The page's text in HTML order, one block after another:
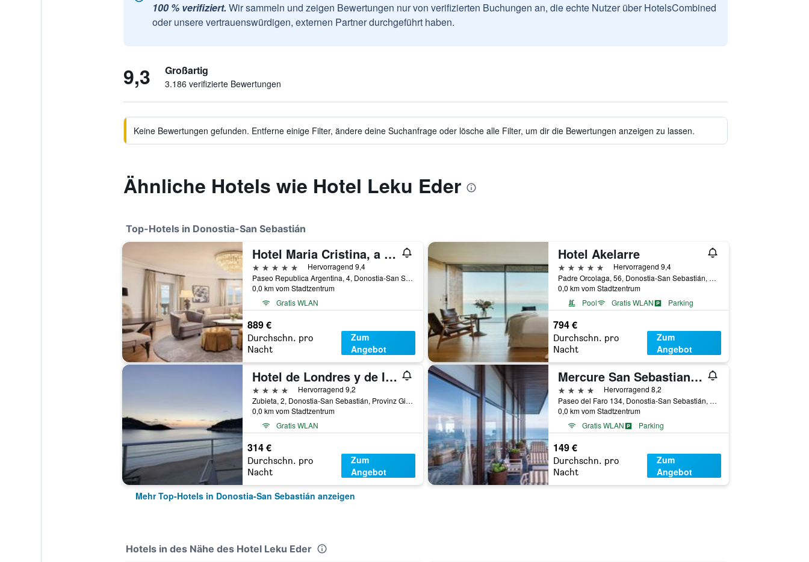
100 % verifiziert. Wir sammeln und zeigen Bewertungen nur von verifizierten Buchungen an, die echte Nutzer über HotelsCombined
oder unsere vertrauenswürdigen, externen Partner durchgeführt haben.
9,3 Großartig
3.186 verifizierte Bewertungen
Keine Bewertungen gefunden. Entferne einige Filter, ändere deine Suchanfrage oder lösche alle Filter, um dir die Bewertungen anzeigen zu lassen.
Ähnliche Hotels wie Hotel Leku Eder
Top-Hotels in Donostia-San Sebastián
Hotel Maria Cristina, a Luxury Collection Hotel, San Sebastian
5 Sterne
Hervorragend 9,4
Paseo Republica Argentina, 4, Donostia-San Sebastián, Provinz Gipuzkoa, Spanien
0,0 km vom Stadtzentrum
Gratis WLAN
889 €
Durchschn. pro
Nacht
Zum
Angebot
Hotel Akelarre
5 Sterne
Hervorragend 9,4
Padre Orcolaga, 56, Donostia-San Sebastián, Provinz Gipuzkoa, Spanien
0,0 km vom Stadtzentrum
Pool
Gratis WLAN Parking
794 €
Durchschn. pro
Nacht
Zum
Angebot
Hotel de Londres y de Inglaterra
4 Sterne
Hervorragend 9,2
Zubieta, 2, Donostia-San Sebastián, Provinz Gipuzkoa, Spanien
0,0 km vom Stadtzentrum
Gratis WLAN
314 €
Durchschn. pro
Nacht
Zum
Angebot
Mercure San Sebastian Monte Igueldo
4 Sterne
Hervorragend 8,2
Paseo del Faro 134, Donostia-San Sebastián, Provinz Gipuzkoa, Spanien
0,0 km vom Stadtzentrum
Gratis WLAN
Parking
149 €
Durchschn. pro
Nacht
Zum
Angebot
Mehr Top-Hotels in Donostia-San Sebastián anzeigen
Hotels in des Nähe des Hotel Leku Eder